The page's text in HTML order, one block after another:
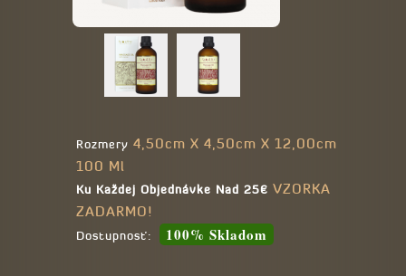
Rozmery 4,50cm X 4,50cm X 12,00cm
100 Ml
Ku Každej Objednávke Nad 25€ VZORKA
ZADARMO!
Dostupnosť: 100% Skladom